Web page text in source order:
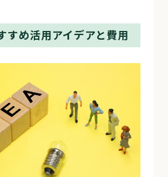
すめ活用アイデアと費用